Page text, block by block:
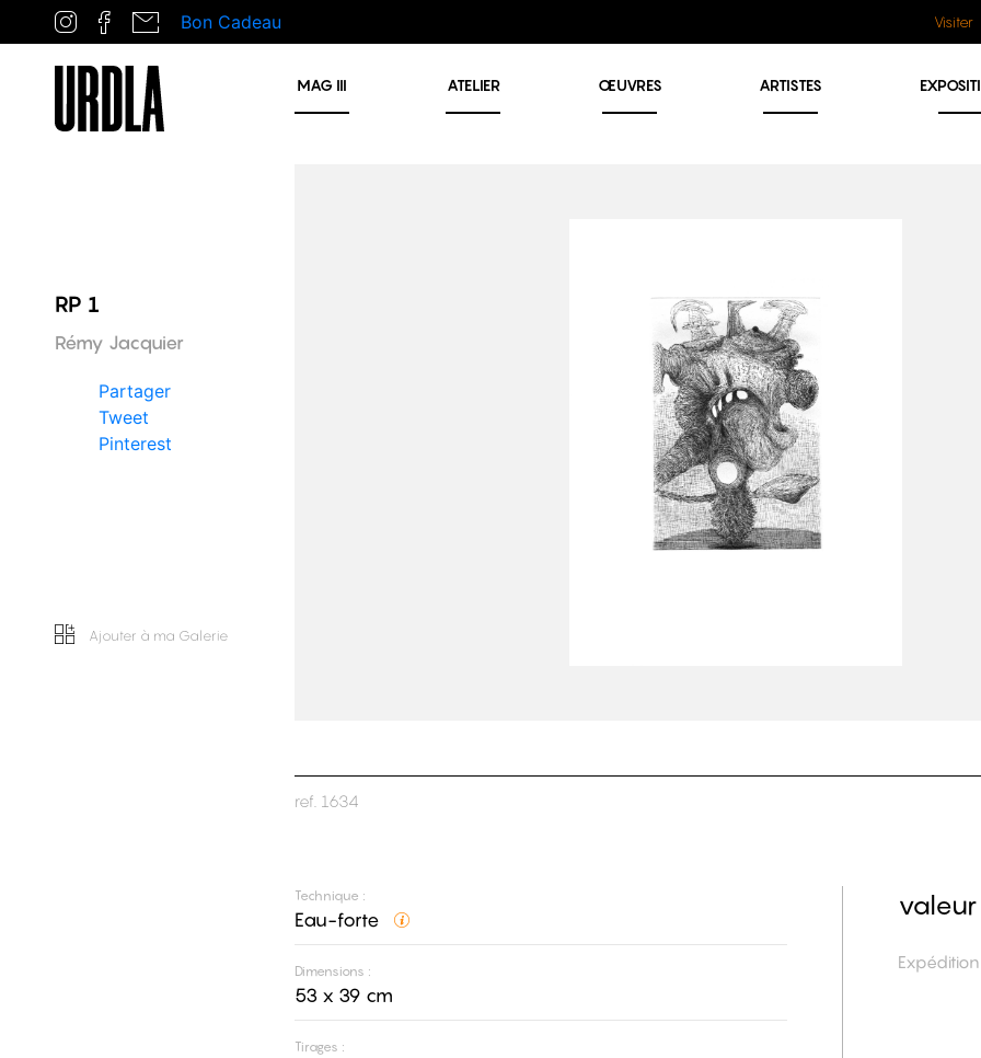
Bon Cadeau Visiter
MAG III ATELIER ŒUVRES ARTISTES
RP 1
Rémy Jacquier
Partager
Tweet
Pinterest
Ajouter à ma Galerie
ref. 1634
Technique :
Eau-forte
Dimensions :
53 x 39 cm
Tirages :
valeur